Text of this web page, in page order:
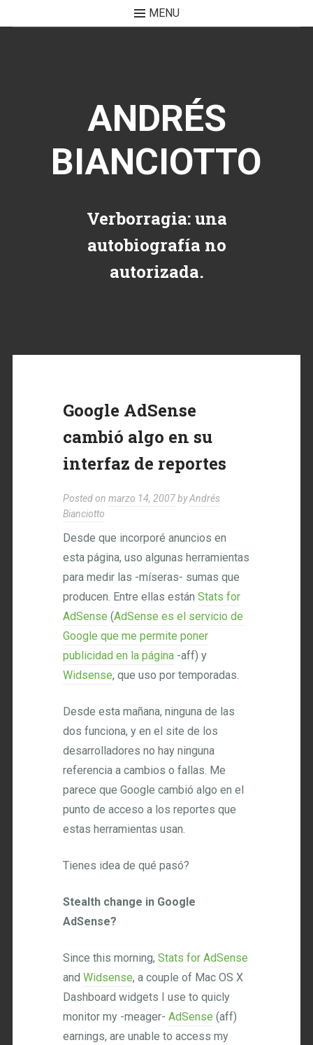
MENU
ANDRÉS
BIANCIOTTO
Verborragia: una
autobiografía no
autorizada.
Google AdSense
cambió algo en su
interfaz de reportes
Posted onmarzo 14, 2007byAndrés
Bianciotto
Desde que incorporé anuncios en
esta página, uso algunas herramientas
para medir las -míseras- sumas que
producen. Entre ellas estánStats for
AdSense (AdSense es el servicio de
Google que me permite poner
publicidad en la página -aff) y
Widsense, que uso por temporadas.
Desde esta mañana, ninguna de las
dos funciona, y en el site de los
desarrolladores no hay ninguna
referencia a cambios o fallas. Me
parece que Google cambió algo en el
punto de acceso a los reportes que
estas herramientas usan.
Tienes idea de qué pasó?
Stealth change in Google
AdSense?
Since this morning,Stats for AdSense
andWidsense, a couple of Mac OS X
Dashboard widgets I use to quicly
monitor my -meager-AdSense (aff)
earnings, are unable to access my